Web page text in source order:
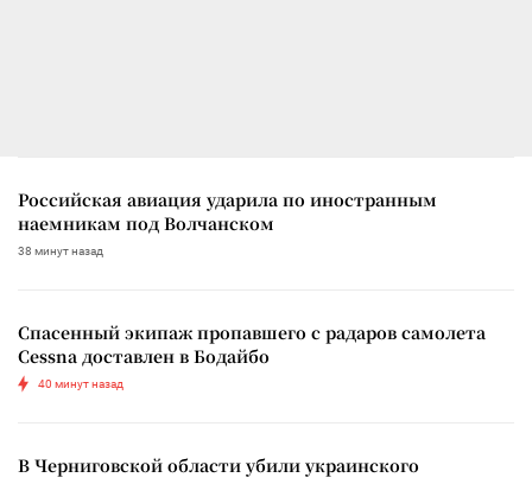
Российская авиация ударила по иностранным
наемникам под Волчанском
38 минут назад
Спасенный экипаж пропавшего с радаров самолета
Cessna доставлен в Бодайбо
40 минут назад
В Черниговской области убили украинского